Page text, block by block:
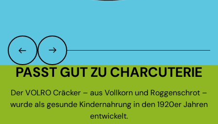
PASST GUT ZU CHARCUTERIE
Der VOLRO Cräcker – aus Vollkorn und Roggenschrot –
wurde als gesunde Kindernahrung in den 1920er Jahren
entwickelt.